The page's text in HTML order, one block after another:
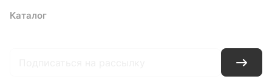
Каталог